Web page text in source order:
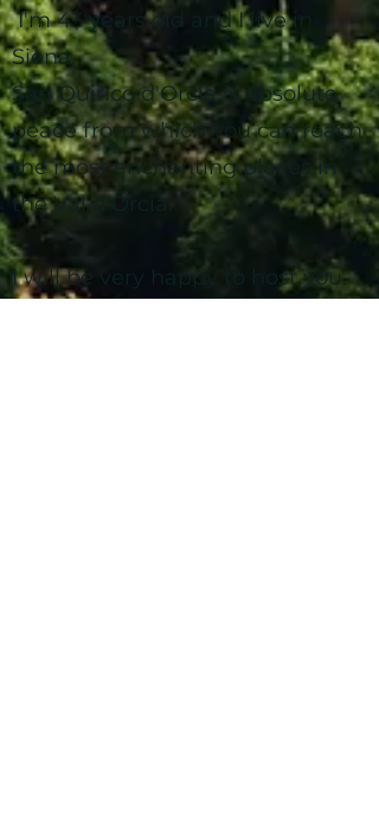
I'm 43 years old and I live in
Siena.
San Quirico d'Orcia is absolute
peace from which you can reach
the most enchanting places in
the Val d'Orcia.
I will be very happy to host you.